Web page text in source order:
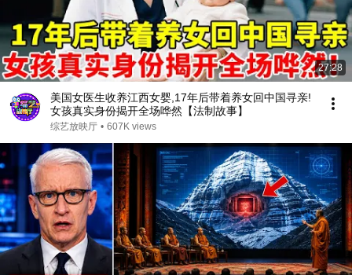
27:28
美国女医生收养江西女婴,17年后带着养女回中国寻亲!
女孩真实身份揭开全场哗然【法制故事】
综艺放映厅 • 607K views